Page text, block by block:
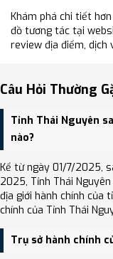
Khám phá chi tiết
đồ tương tác tại
review địa điểm, dịch
Câu Hỏi Thường
Tỉnh Thái Nguyên
nào?
Kể từ ngày 01/7/2025,
2025, Tỉnh Thái
địa giới hành chính của
chính của Tỉnh Thái
Trụ sở hành chính